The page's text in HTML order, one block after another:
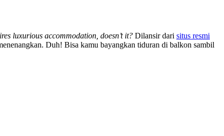
luxurious accommodation, doesn’t it? Dilansir dari situs resmi
Duh! Bisa kamu bayangkan tiduran di balkon sambil